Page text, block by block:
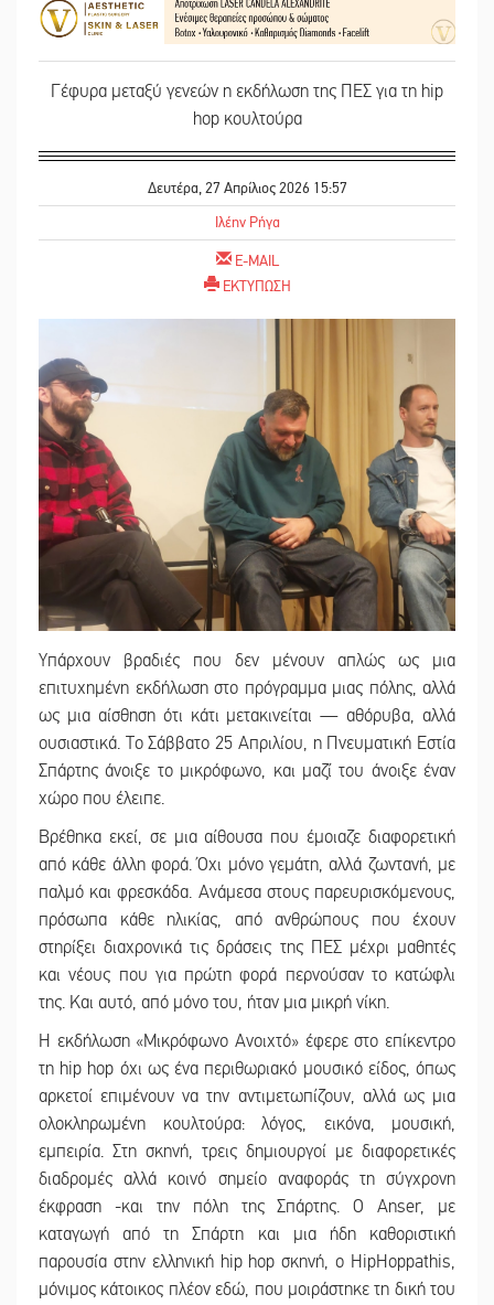
Γέφυρα μεταξύ γενεών η εκδήλωση της ΠΕΣ για τη hip
hop κουλτούρα
Δευτέρα, 27 Απρίλιος 2026 15:57
Ιλέην Ρήγα
E-MAIL
ΕΚΤΥΠΩΣΗ
Υπάρχουν βραδιές που δεν μένουν απλώς ως μια
επιτυχημένη εκδήλωση στο πρόγραμμα μιας πόλης, αλλά
ως μια αίσθηση ότι κάτι μετακινείται — αθόρυβα, αλλά
ουσιαστικά. Το Σάββατο 25 Απριλίου, η Πνευματική Εστία
Σπάρτης άνοιξε το μικρόφωνο, και μαζί του άνοιξε έναν
χώρο που έλειπε.
Βρέθηκα εκεί, σε μια αίθουσα που έμοιαζε διαφορετική
από κάθε άλλη φορά. Όχι μόνο γεμάτη, αλλά ζωντανή, με
παλμό και φρεσκάδα. Ανάμεσα στους παρευρισκόμενους,
πρόσωπα κάθε ηλικίας, από ανθρώπους που έχουν
στηρίξει διαχρονικά τις δράσεις της ΠΕΣ μέχρι μαθητές
και νέους που για πρώτη φορά περνούσαν το κατώφλι
της. Και αυτό, από μόνο του, ήταν μια μικρή νίκη.
Η εκδήλωση «Μικρόφωνο Ανοιχτό» έφερε στο επίκεντρο
τη hip hop όχι ως ένα περιθωριακό μουσικό είδος, όπως
αρκετοί επιμένουν να την αντιμετωπίζουν, αλλά ως μια
ολοκληρωμένη κουλτούρα: λόγος, εικόνα, μουσική,
εμπειρία. Στη σκηνή, τρεις δημιουργοί με διαφορετικές
διαδρομές αλλά κοινό σημείο αναφοράς τη σύγχρονη
έκφραση -και την πόλη της Σπάρτης. Ο Anser, με
καταγωγή από τη Σπάρτη και μια ήδη καθοριστική
παρουσία στην ελληνική hip hop σκηνή, ο HipHoppathis,
μόνιμος κάτοικος πλέον εδώ, που μοιράστηκε τη δική του